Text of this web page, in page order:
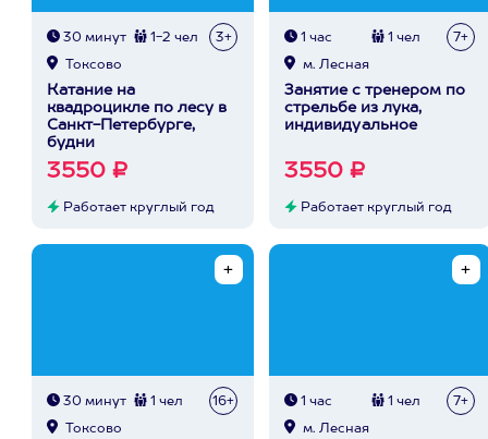
30 минут 1-2 чел 3+
Токсово
Катание на
квадроцикле по лесу в
Санкт-Петербурге,
будни
3550 ₽
Работает круглый год
1 час 1 чел 7+
м. Лесная
Занятие с тренером по
стрельбе из лука,
индивидуальное
3550 ₽
Работает круглый год
30 минут 1 чел 16+
Токсово
1 час 1 чел 7+
м. Лесная